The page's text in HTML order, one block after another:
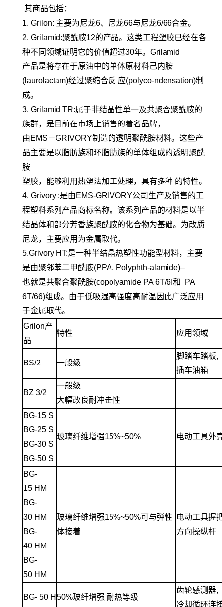
其商品包括：
1. Grilon: 主要为尼龙6、尼龙66与尼龙6/66合金。
2. Grilamid:聚酰胺12的产品。这类工程塑胶已经在各
种不同领域证明它的价值超过30年。Grilamid
产品是将存在于原油中的单体原材料己内胺
(laurolactam)经过聚缩合反 应(polyco-ndensation)制
成。
3. Grilamid TR:属于非结晶性单一及共聚合聚酰胺的
族群，是目前在市场上销售的着名品牌，
由EMS－GRIVORY制造的透明聚酰胺材料。这些产
品主要是以脂肪族和环脂肪族的单体组成的透明聚酰
胺
塑胶，能够利用热塑法加工处理，具有多种 的特性。
4. Grivory :是由EMS-GRIVORY公司生产及销售的工
程塑料系列产品商标名称。该系列产品的材料是以半
结晶体和部分芳香族聚酰胺的化合物为基础。为改质
尼龙，主要应用为金属取代。
5.Grivory HT:是一种半结晶热塑性功能型材料，主要
是由聚邻苯二甲酰胺(PPA, Polyphth-alamide)–
也就是共聚合聚酰胺(copolyamide PA 6T/6I和 PA
6T/66)组成。由于低吸湿高强度高耐温因此广泛应用
于金属取代。
Grilon产
品
特性 应用领域
BS/2 一般级
脚踏车踏板,
插车油箱
BZ 3/2
一般级
大幅改良耐冲击性
BG-15 S
BG-25 S
BG-30 S
BG-50 S
玻璃纤维增强15%~50% 电动工具外
BG-
15 HM
BG-
30 HM
BG-
40 HM
BG-
50 HM
玻璃纤维增强15%~50%可与弹性
体接着
电动工具握
方向操纵杆
BG- 50 H 50%玻纤增强 耐热等级
齿轮感测器,
冷却循环连